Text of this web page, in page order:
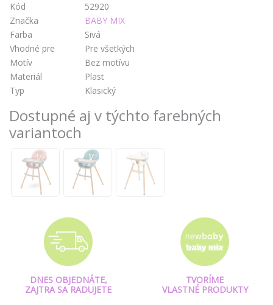
Kód
52920
Značka
BABY MIX
Farba
Sivá
Vhodné pre
Pre všetkých
Motív
Bez motívu
Materiál
Plast
Typ
Klasický
Dostupné aj v týchto farebných
variantoch
DNES OBJEDNÁTE,
ZAJTRA SA RADUJETE
TVORÍME
VLASTNÉ PRODUKTY